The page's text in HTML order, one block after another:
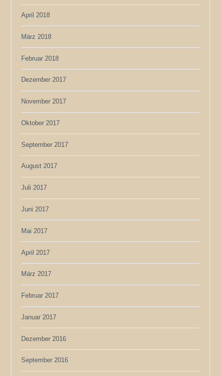
April 2018
März 2018
Februar 2018
Dezember 2017
November 2017
Oktober 2017
September 2017
August 2017
Juli 2017
Juni 2017
Mai 2017
April 2017
März 2017
Februar 2017
Januar 2017
Dezember 2016
September 2016